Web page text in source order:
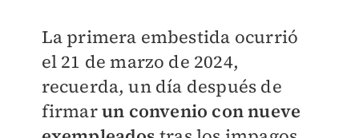
La primera embestida ocurrió
el 21 de marzo de 2024,
recuerda, un día después de
firmarun convenio con nueve